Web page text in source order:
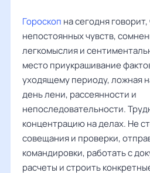
Гороскоп на сегодня
непостоянных чувств,
легкомыслия и
место приукрашивание
уходящему периоду, ложная
день лени, рассеянности и
непоследовательности.
концентрацию на делах. Не
совещания и проверки,
командировки, работать с
расчеты и строить